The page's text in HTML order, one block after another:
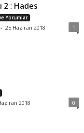
2 : Hades
Yorumlar
- 25 Haziran 2018 1
2018 0